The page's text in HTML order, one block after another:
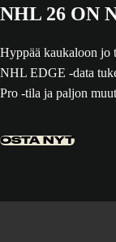
NHL 26 ON
Hyppää kaukaloon
NHL EDGE -data
Pro -tila ja paljon
OSTA NYT